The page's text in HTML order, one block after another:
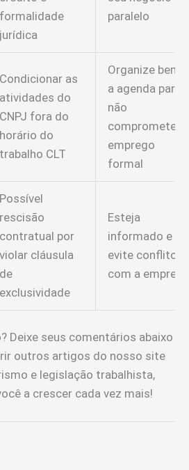
formalidade
jurídica
paralelo
Condicionar as
atividades do
CNPJ fora do
horário do
trabalho CLT
Organize bem
a agenda para
não
comprometer
emprego
formal
Possível
rescisão
contratual por
violar cláusula
de
exclusividade
Esteja
informado e
evite conflito
com a empresa
Deixe seus comentários abaixo
outros artigos do nosso site
e legislação trabalhista,
a crescer cada vez mais!